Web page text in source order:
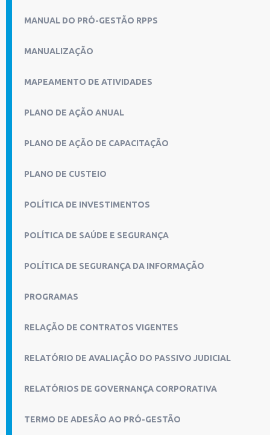
MANUAL DO PRÓ-GESTÃO RPPS
MANUALIZAÇÃO
MAPEAMENTO DE ATIVIDADES
PLANO DE AÇÃO ANUAL
PLANO DE AÇÃO DE CAPACITAÇÃO
PLANO DE CUSTEIO
POLÍTICA DE INVESTIMENTOS
POLÍTICA DE SAÚDE E SEGURANÇA
POLÍTICA DE SEGURANÇA DA INFORMAÇÃO
PROGRAMAS
RELAÇÃO DE CONTRATOS VIGENTES
RELATÓRIO DE AVALIAÇÃO DO PASSIVO JUDICIAL
RELATÓRIOS DE GOVERNANÇA CORPORATIVA
TERMO DE ADESÃO AO PRÓ-GESTÃO